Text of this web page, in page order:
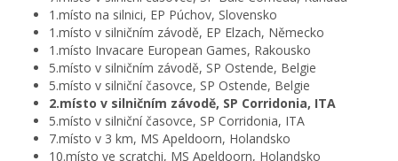
1.místo na silnici, EP Púchov, Slovensko
1.místo v silničním závodě, EP Elzach, Německo
1.místo Invacare European Games, Rakousko
5.místo v silničním závodě, SP Ostende, Belgie
5.místo v silniční časovce, SP Ostende, Belgie
2.místo v silničním závodě, SP Corridonia, ITA
5.místo v silniční časovce, SP Corridonia, ITA
7.místo v 3 km, MS Apeldoorn, Holandsko
10.místo ve scratchi, MS Apeldoorn, Holandsko